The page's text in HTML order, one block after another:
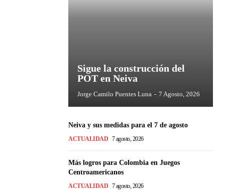
Sigue la construcción del
POT en Neiva
Jorge Camilo Puentes Luna - 7 Agosto, 2026
Neiva y sus medidas para el 7 de agosto
ACTUALIDAD 7 agosto, 2026
Más logros para Colombia en Juegos
Centroamericanos
ACTUALIDAD 7 agosto, 2026